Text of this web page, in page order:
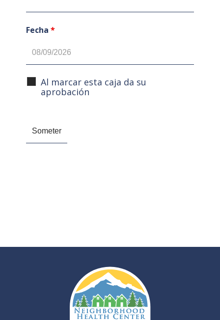
Fecha *
Al marcar esta caja da su
aprobación